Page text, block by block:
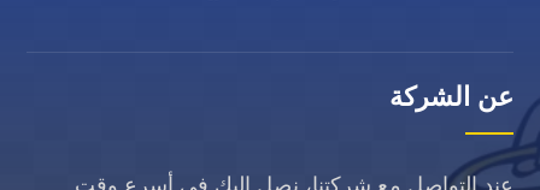
عن الشركة
عند التواصل مع شركتنا، نصل إليك في أسرع وقت